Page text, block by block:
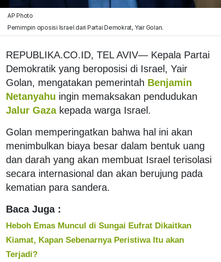
AP Photo
Pemimpin oposisi Israel dari Partai Demokrat, Yair Golan.
REPUBLIKA.CO.ID, TEL AVIV— Kepala Partai
Demokratik yang beroposisi di Israel, Yair
Golan, mengatakan pemerintah Benjamin
Netanyahu ingin memaksakan pendudukan
Jalur Gaza kepada warga Israel.
Golan memperingatkan bahwa hal ini akan
menimbulkan biaya besar dalam bentuk uang
dan darah yang akan membuat Israel terisolasi
secara internasional dan akan berujung pada
kematian para sandera.
Baca Juga :
Heboh Emas Muncul di Sungai Eufrat Dikaitkan
Kiamat, Kapan Sebenarnya Peristiwa Itu akan
Terjadi?